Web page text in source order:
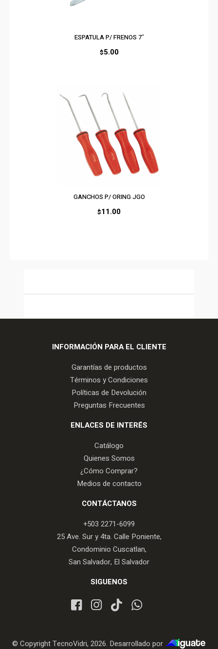
ESPATULA P/ FRENOS 7″
$5.00
GANCHOS P/ ORING JGO
$11.00
INFORMACIÓN PARA EL CLIENTE
Garantías de productos
Términos y Condiciones
Políticas de Devolución
Preguntas Frecuentes
ENLACES DE INTERÉS
Catálogo
Quienes Somos
¿Cómo Comprar?
Medios de contacto
CONTÁCTANOS
+503 2271-6099
25 Ave. Sur y 4ta. Calle Poniente,
Condominio Cuscatlan,
San Salvador, El Salvador
SIGUENOS
© Copyright TecnoVidri, 2026. Desarrollado por iGuate.com